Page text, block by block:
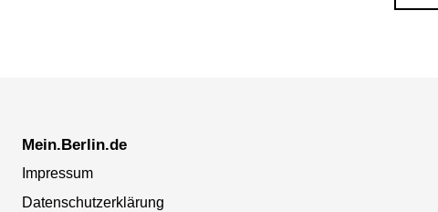
Mein.Berlin.de
Impressum
Datenschutzerklärung